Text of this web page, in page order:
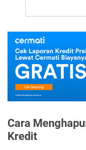
Cara
Kredit